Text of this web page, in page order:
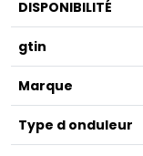
DISPONIBILITÉ
gtin
Marque
Type d onduleur